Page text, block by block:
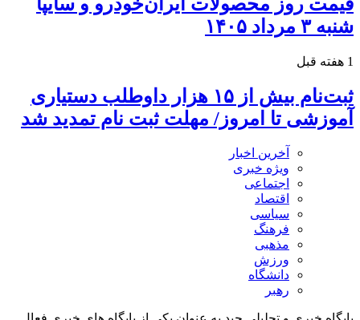
شنبه ۳ مرداد ۱۴۰۵
1 هفته قبل
ثبت‌نام بیش از ۱۵ هزار داوطلب دستیاری
آموزشی تا امروز/ مهلت ثبت نام تمدید شد
آخرین اخبار
ویژه خبری
اجتماعی
اقتصاد
سیاسی
فرهنگ
مذهبی
ورزش
دانشگاه
رهبر